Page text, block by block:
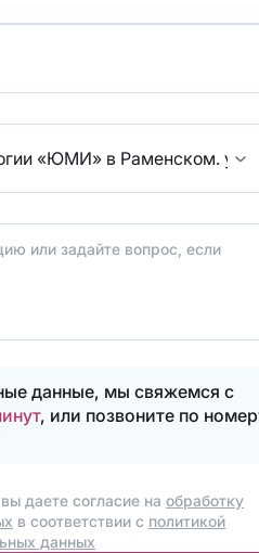
«ЮМИ» в Раменском. ул.
или задайте вопрос, если
данные, мы свяжемся с
, или позвоните по
даете согласие наобработку
в соответствии с политикой
данных